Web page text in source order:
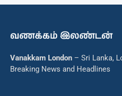
வணக்கம் இலண்டன்
Vanakkam London – Sri Lanka,
Breaking News and Headlines